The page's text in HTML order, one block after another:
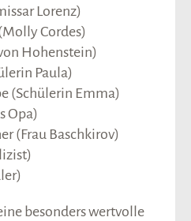
Lorenz)
Cordes)
Hohenstein)
Paula)
(Schülerin Emma)
Opa)
(Frau Baschkirov)
besonders wertvolle